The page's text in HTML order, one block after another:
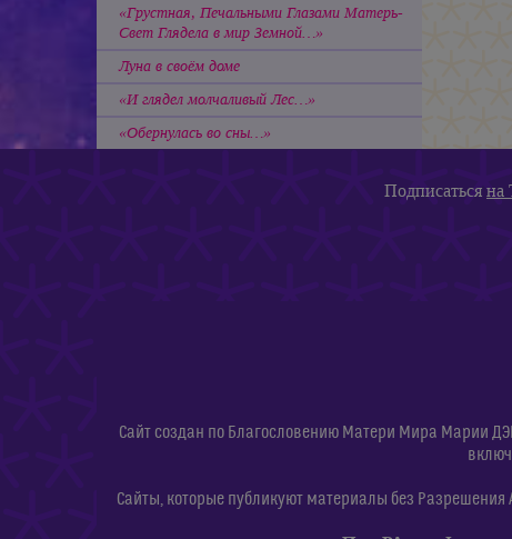
«Грустная, Печальными Глазами Матерь-
Свет Глядела в мир Земной…»
Луна в своём доме
«И глядел молчаливый Лес…»
«Обернулась во сны…»
Подписатьсяна
Сайт создан по Благословению Матери Мира Марии
Сайты, которые публикуют материалы без